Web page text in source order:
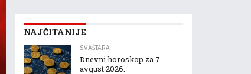
NAJČITANIJE
SVAŠTARA
Dnevni horoskop za 7.
avgust 2026.